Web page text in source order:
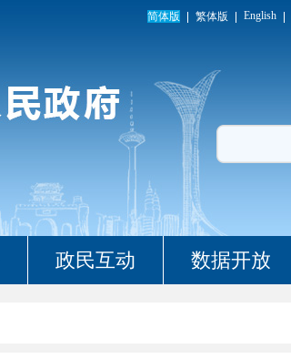
简体版 繁体版 English
政民互动 数据开放